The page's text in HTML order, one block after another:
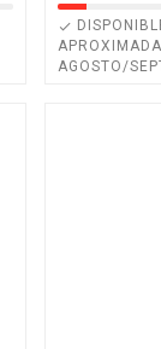

AGOSTO/